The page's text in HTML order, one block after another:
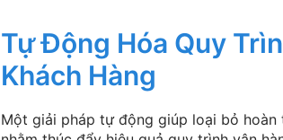
Tự Động Hóa Quy
Khách Hàng
Một giải pháp tự động giúp loại bỏ